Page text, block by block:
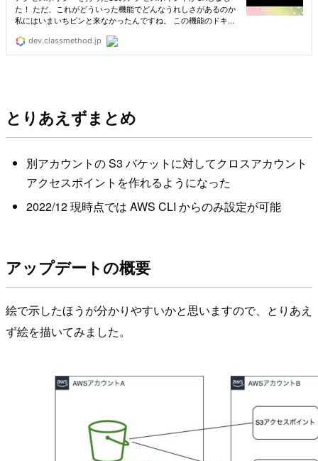
とりあえずまとめ
別アカウントの S3 バケットに対してクロスアカウント
アクセスポイントを作れるようになった
2022/12 現時点では AWS CLI からのみ設定が可能
アップデートの概要
絵で示したほうが分かりやすいかと思いますので、とりあえ
ず絵を描いてみました。